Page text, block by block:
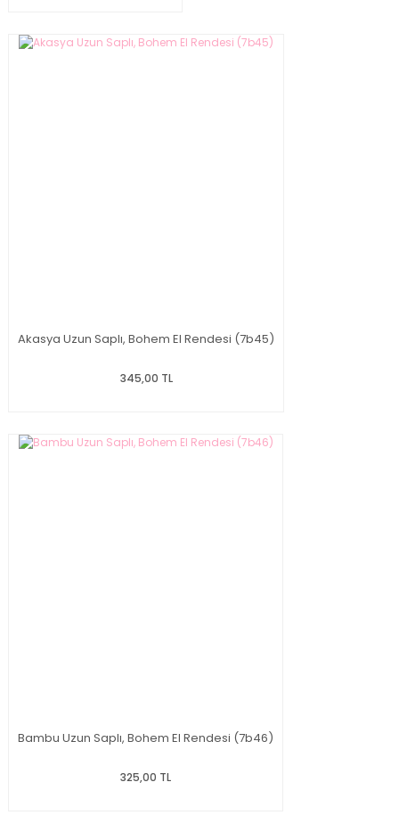
Akasya Uzun Saplı, Bohem El Rendesi (7b45)
345,00 TL
Bambu Uzun Saplı, Bohem El Rendesi (7b46)
325,00 TL